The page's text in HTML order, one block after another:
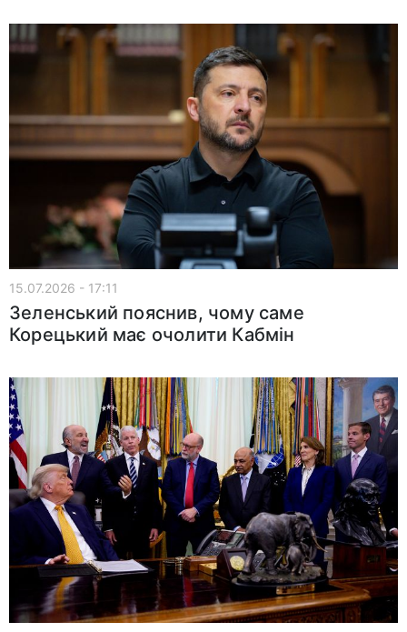
15.07.2026 - 17:11
Зеленський пояснив, чому саме
Корецький має очолити Кабмін